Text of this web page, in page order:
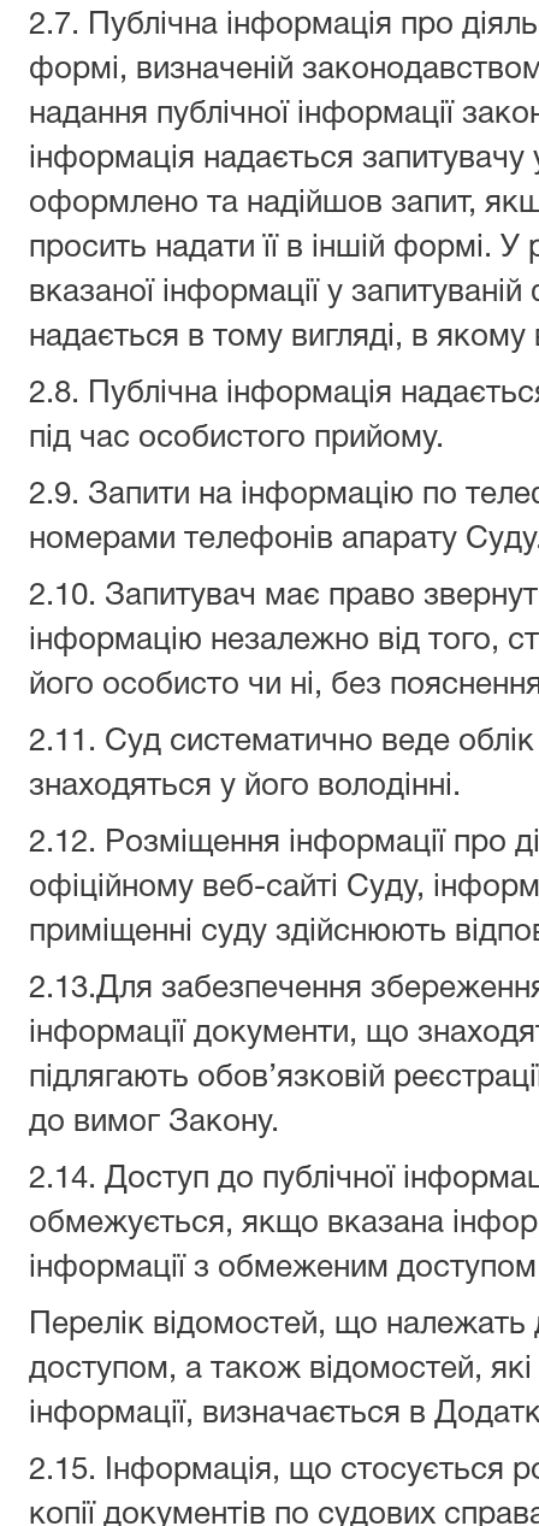
2.7. Публічна інформація про
формі, визначеній
надання публічної інформації
інформація надається запитувачу
оформлено та надійшов запит,
просить надати її в іншій формі.
вказаної інформації у
надається в тому вигляді, в якому
2.8. Публічна інформація
під час особистого прийому.
2.9. Запити на інформацію по
номерами телефонів апарату
2.10. Запитувач має право
інформацію незалежно від того,
його особисто чи ні, без
2.11. Суд систематично веде
знаходяться у його володінні.
2.12. Розміщення інформації про
офіційному веб-сайті Суду,
приміщенні суду здійснюють
2.13.Для забезпечення
інформації документи, що
підлягають обов’язковій
до вимог Закону.
2.14. Доступ до публічної
обмежується, якщо вказана
інформації з обмеженим
Перелік відомостей, що
доступом, а також відомостей, які
інформації, визначається в
2.15. Інформація, що стосується
копії документів по судових